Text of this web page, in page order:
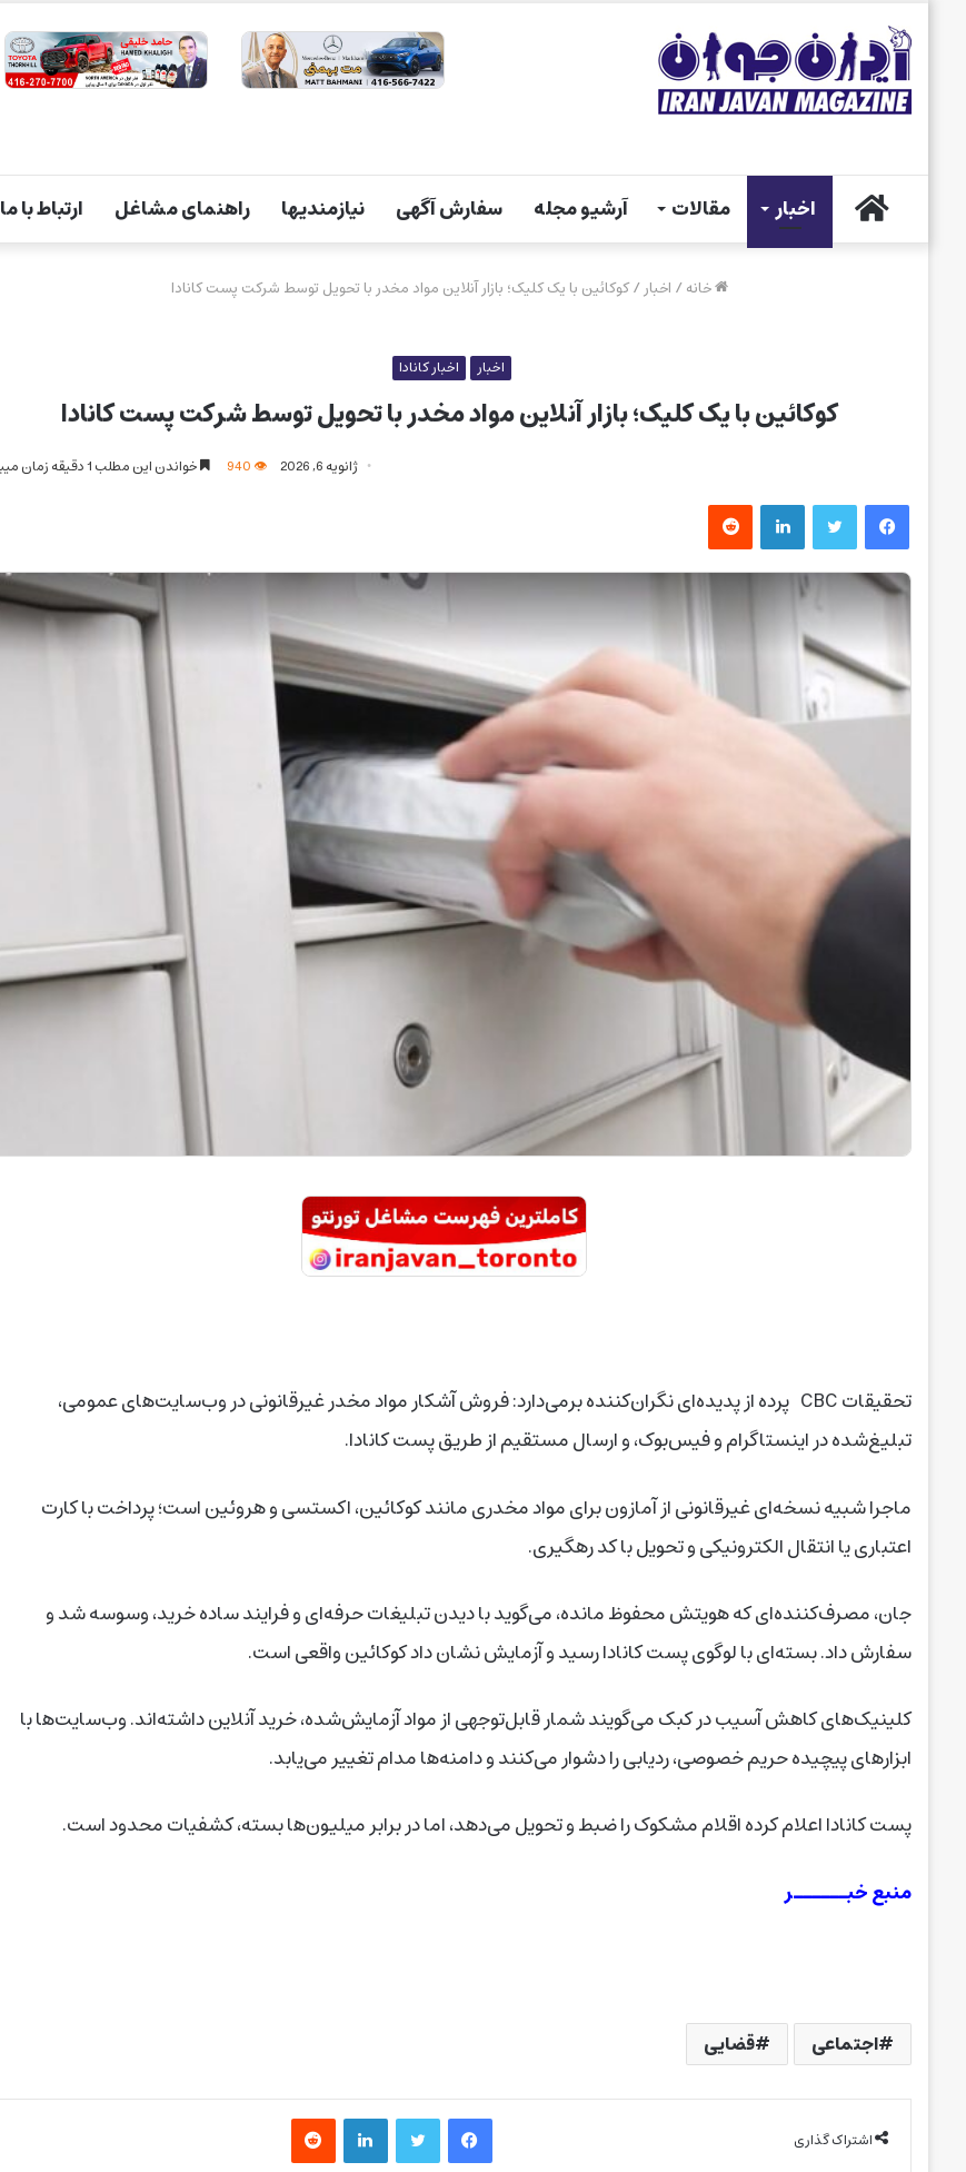
خانه اخبار مقالات آرشیو مجله سفارش آگهی نیازمندیها راهنمای مشاغل ارتباط با ما
خانه/ اخبار/کوکائین با یک کلیک؛ بازار آنلاین مواد مخدر با تحویل توسط شرکت پست کانادا
اخبار اخبار کانادا
کوکائین با یک کلیک؛ بازار آنلاین مواد مخدر با تحویل توسط شرکت پست کانادا
ژانویه 6, 2026 خواندن این مطلب 1 دقیقه زمان میبرد
فیس بوک توییتر لینکدین‫رددیت
تحقیقات CBC پرده از پدیده‌ای نگران‌کننده برمی‌دارد: فروش آشکار مواد مخدر غیرقانونی در وب‌سایت‌های عمومی،
تبلیغ‌شده در اینستاگرام و فیس‌بوک، و ارسال مستقیم از طریق پست کانادا.
ماجرا شبیه نسخه‌ای غیرقانونی از آمازون برای مواد مخدری مانند کوکائین، اکستسی و هروئین است؛ پرداخت با کارت
اعتباری یا انتقال الکترونیکی و تحویل با کد رهگیری.
جان، مصرف‌کننده‌ای که هویتش محفوظ مانده، می‌گوید با دیدن تبلیغات حرفه‌ای و فرایند ساده خرید، وسوسه شد و
سفارش داد. بسته‌ای با لوگوی پست کانادا رسید و آزمایش نشان داد کوکائین واقعی است.
کلینیک‌های کاهش آسیب در کبک می‌گویند شمار قابل‌توجهی از مواد آزمایش‌شده، خرید آنلاین داشته‌اند. وب‌سایت‌ها با
ابزارهای پیچیده حریم خصوصی، ردیابی را دشوار می‌کنند و دامنه‌ها مدام تغییر می‌یابد.
پست کانادا اعلام کرده اقلام مشکوک را ضبط و تحویل می‌دهد، اما در برابر میلیون‌ها بسته، کشفیات محدود است.
منبع خبــــــر
اجتماعی قضایی
اشتراک گذاری
فیس بوک توییتر لینکدین‫رددیت